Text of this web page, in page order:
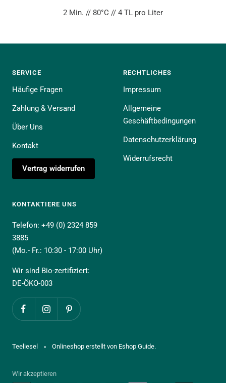
2 Min. // 80°C // 4 TL pro Liter
SERVICE
Häufige Fragen
Zahlung & Versand
Über Uns
Kontakt
Vertrag widerrufen
RECHTLICHES
Impressum
Allgemeine
Geschäftbedingungen
Datenschutzerklärung
Widerrufsrecht
KONTAKTIERE UNS
Telefon: +49 (0) 2324 859
3885
(Mo.- Fr.: 10:30 - 17:00 Uhr)
Wir sind Bio-zertifiziert:
DE-ÖKO-003
Teeliesel Onlineshop erstellt von Eshop Guide.
Wir akzeptieren